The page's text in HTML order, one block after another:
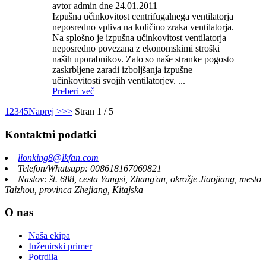
avtor admin dne 24.01.2011
Izpušna učinkovitost centrifugalnega ventilatorja
neposredno vpliva na količino zraka ventilatorja.
Na splošno je izpušna učinkovitost ventilatorja
neposredno povezana z ekonomskimi stroški
naših uporabnikov. Zato so naše stranke pogosto
zaskrbljene zaradi izboljšanja izpušne
učinkovitosti svojih ventilatorjev. ...
Preberi več
1 2345Naprej >>> Stran 1 / 5
Kontaktni podatki
lionking8@lkfan.com
Telefon/Whatsapp: 008618167069821
Naslov: št. 688, cesta Yangsi, Zhang'an, okrožje Jiaojiang, mesto
Taizhou, provinca Zhejiang, Kitajska
O nas
Naša ekipa
Inženirski primer
Potrdila